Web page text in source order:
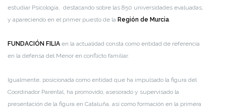
estudiar Psicología, ​ destacando sobre las 850 universidades evaluadas,
y apareciendo en el primer puesto de la Región de Murcia.
FUNDACIÓN FILIA en la actualidad consta como entidad de referencia
en la defensa del Menor en conflicto familiar.
Igualmente, posicionada como entidad que ha impulsado la figura del
Coordinador Parental, ha promovido, asesorado y supervisado la
presentación de la figura en Cataluña, así como formación en la primera